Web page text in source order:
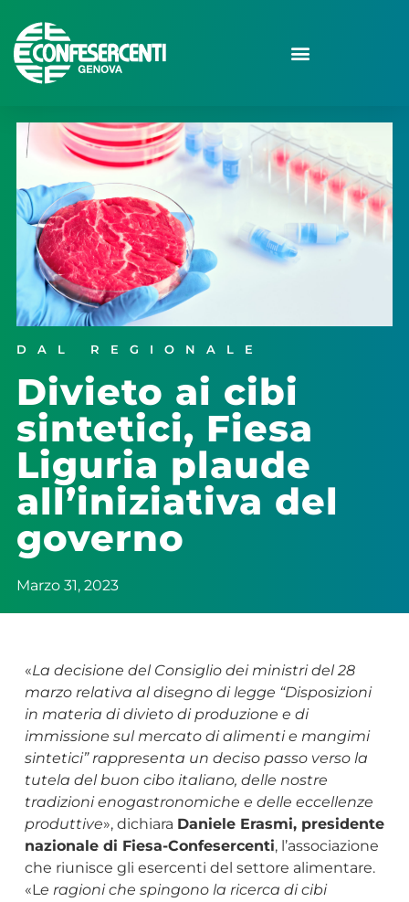
DAL REGIONALE
Divieto ai cibi
sintetici, Fiesa
Liguria plaude
all’iniziativa del
governo
Marzo 31, 2023
«La decisione del Consiglio dei ministri del 28
marzo relativa al disegno di legge “Disposizioni
in materia di divieto di produzione e di
immissione sul mercato di alimenti e mangimi
sintetici” rappresenta un deciso passo verso la
tutela del buon cibo italiano, delle nostre
tradizioni enogastronomiche e delle eccellenze
produttive», dichiara Daniele Erasmi, presidente
nazionale di Fiesa-Confesercenti, l’associazione
che riunisce gli esercenti del settore alimentare.
«Le ragioni che spingono la ricerca di cibi